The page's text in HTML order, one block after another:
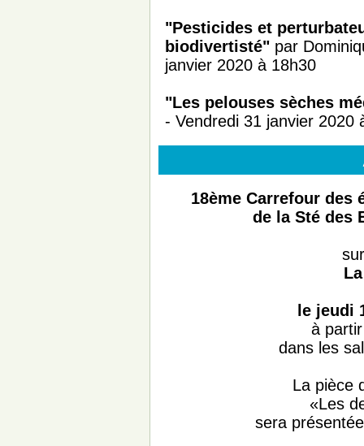
"Pesticides et
biodivertisté" par
janvier 2020 à 18h30
"Les pelouses sèches
- Vendredi 31 janvier 2020
18ème Carrefour des
de la Sté des
le jeudi
à
dans les
La pièce
«Les
sera